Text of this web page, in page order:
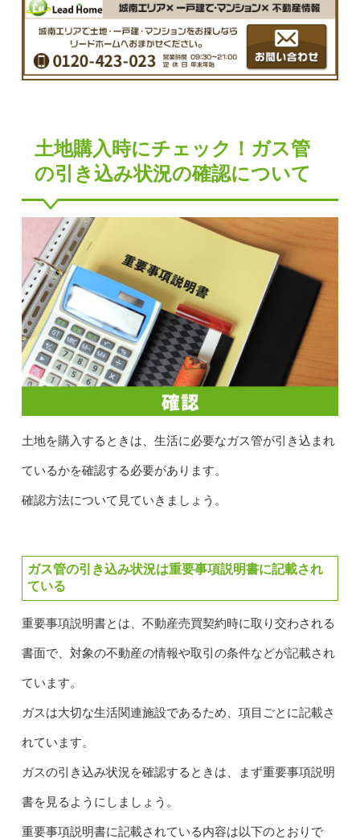
土地購入時にチェック！ガス管
の引き込み状況の確認について
土地を購入するときは、生活に必要なガス管が引き込まれ
ているかを確認する必要があります。
確認方法について見ていきましょう。
ガス管の引き込み状況は重要事項説明書に記載され
ている
重要事項説明書とは、不動産売買契約時に取り交わされる
書面で、対象の不動産の情報や取引の条件などが記載され
ています。
ガスは大切な生活関連施設であるため、項目ごとに記載さ
れています。
ガスの引き込み状況を確認するときは、まず重要事項説明
書を見るようにしましょう。
重要事項説明書に記載されている内容は以下のとおりで